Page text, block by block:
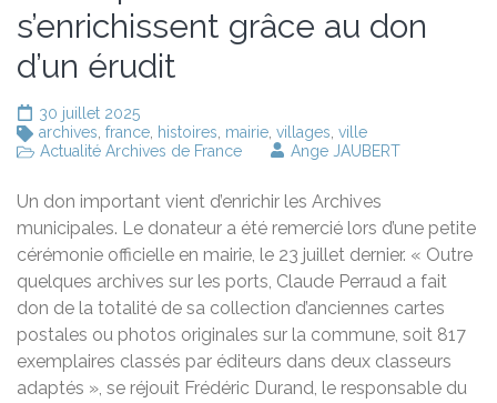
s’enrichissent grâce au don
d’un érudit
30 juillet 2025
archives france histoires mairie villages ville
Actualité Archives de France
Ange JAUBERT
Un don important vient d’enrichir les Archives
municipales. Le donateur a été remercié lors d’une petite
cérémonie officielle en mairie, le 23 juillet dernier. « Outre
quelques archives sur les ports, Claude Perraud a fait
don de la totalité de sa collection d’anciennes cartes
postales ou photos originales sur la commune, soit 817
exemplaires classés par éditeurs dans deux classeurs
adaptés », se réjouit Frédéric Durand, le responsable du